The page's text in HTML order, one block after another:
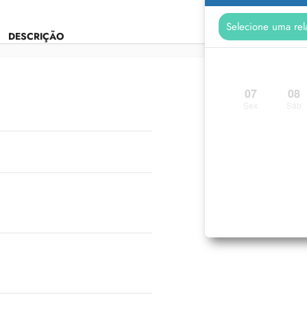
DESCRIÇÃO
07 08